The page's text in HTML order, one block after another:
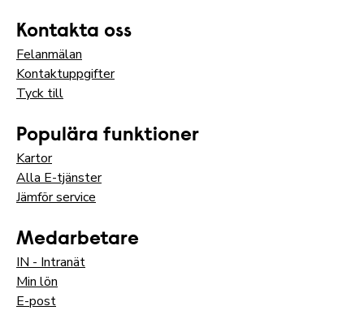
Kontakta oss
Felanmälan
Kontaktuppgifter
Tyck till
Populära funktioner
Kartor
Alla E-tjänster
Jämför service
Medarbetare
IN - Intranät
Min lön
E-post